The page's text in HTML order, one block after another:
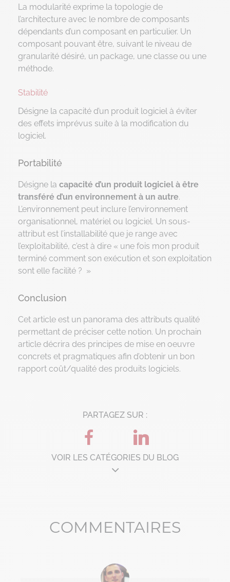
La modularité exprime la topologie de
l’architecture avec le nombre de composants
dépendants d’un composant en particulier. Un
composant pouvant être, suivant le niveau de
granularité désiré, un package, une classe ou une
méthode.
Stabilité
Désigne la capacité d’un produit logiciel à éviter
des effets imprévus suite à la modification du
logiciel.
Portabilité
Désigne la capacité d’un produit logiciel à être
transféré d’un environnement à un autre.
L’environnement peut inclure l’environnement
organisationnel, matériel ou logiciel. Un sous-
attribut est l’installabilité que je range avec
l’exploitabilité, c’est à dire « une fois mon produit
terminé comment son exécution et son exploitation
sont elle facilité ? »
Conclusion
Cet article est un panorama des attributs qualité
permettant de préciser cette notion. Un prochain
article décrira des principes de mise en oeuvre
concrets et pragmatiques afin d’obtenir un bon
rapport coût/qualité des produits logiciels.
PARTAGEZ SUR :
VOIR LES CATÉGORIES DU BLOG
COMMENTAIRES